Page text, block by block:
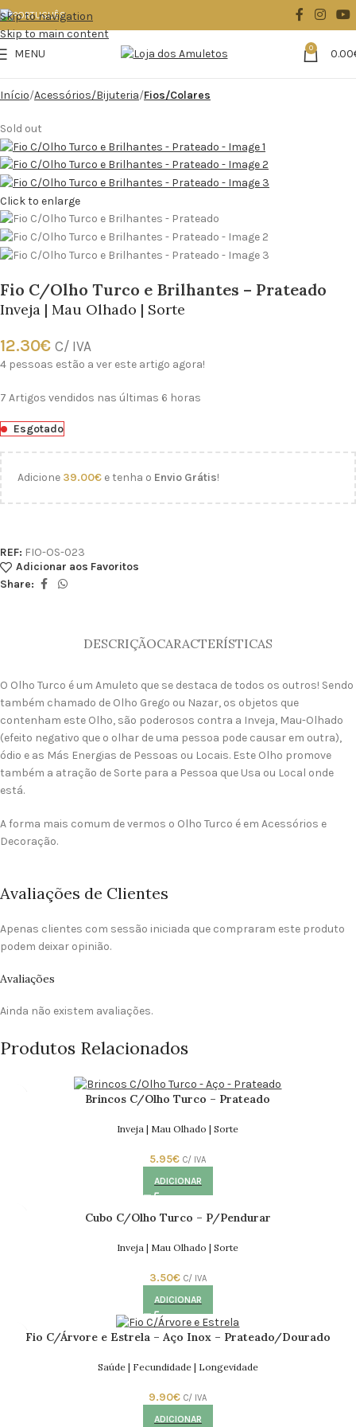
Skip to navigation
Skip to main content
MENU
0 0.00
Início Acessórios/Bijuteria Fios/Colares
Sold out
Click to enlarge
Fio C/Olho Turco e Brilhantes – Prateado
Inveja | Mau Olhado | Sorte
12.30€ C/ IVA
4 pessoas estão a ver este artigo agora!
7 Artigos vendidos nas últimas 6 horas
Esgotado
Adicione 39.00€ e tenha o Envio Grátis!
REF: FIO-OS-023
Adicionar aos Favoritos
Share:
DESCRIÇÃOCARACTERÍSTICAS
O Olho Turco é um Amuleto que se destaca de todos os outros! Sendo
também chamado de Olho Grego ou Nazar, os objetos que
contenham este Olho, são poderosos contra a Inveja, Mau-Olhado
(efeito negativo que o olhar de uma pessoa pode causar em outra),
ódio e as Más Energias de Pessoas ou Locais. Este Olho promove
também a atração de Sorte para a Pessoa que Usa ou Local onde
está.
A forma mais comum de vermos o Olho Turco é em Acessórios e
Decoração.
Avaliações de Clientes
Avaliações
Ainda não existem avaliações.
Apenas clientes com sessão iniciada que compraram este produto
podem deixar opinião.
Produtos Relacionados
Brincos C/Olho Turco – Prateado
Inveja | Mau Olhado | Sorte
5.95€ C/ IVA
ADICIONAR
Cubo C/Olho Turco – P/Pendurar
Inveja | Mau Olhado | Sorte
3.50€ C/ IVA
ADICIONAR
Fio C/Árvore e Estrela – Aço Inox – Prateado/Dourado
Saúde | Fecundidade | Longevidade
9.90€ C/ IVA
ADICIONAR